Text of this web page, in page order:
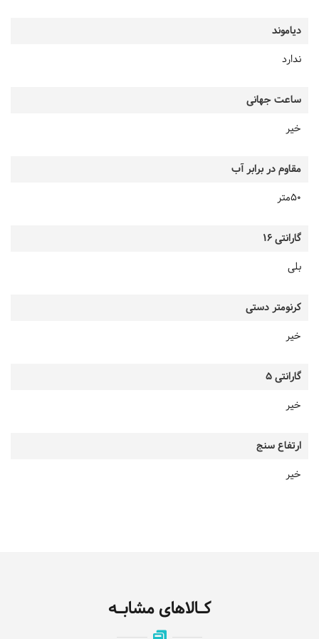
دیاموند
ندارد
ساعت جهانی
خیر
مقاوم در برابر آب
50متر
گارانتی 16
بلی
کرنومتر دستی
خیر
گارانتی 5
خیر
ارتفاع سنج
خیر
کـالاهای مشابـه